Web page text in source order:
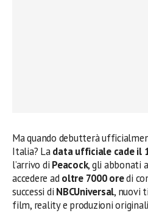
Ma quando debutterà
Italia? Ladata ufficiale cade il
l’arrivo di Peacock, gli abbonati a
accedere adoltre 7000 oredi
successi di NBCUniversal, nuovi
film, reality e produzioni